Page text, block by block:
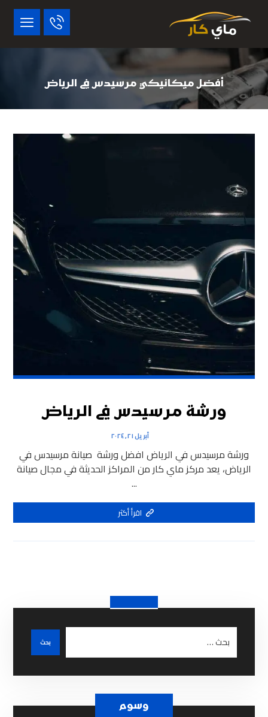
أفضل ميكانيكي مرسيدس في الرياض
ورشة مرسيدس في الرياض
أبريل ٢١, ٢٠٢٤
ورشة مرسيدس في الرياض افضل ورشة صيانة مرسيدس في
الرياض، يعد مركز ماي كار من المراكز الحديثة في مجال صيانة
...
اقرأ أكثر
وسوم